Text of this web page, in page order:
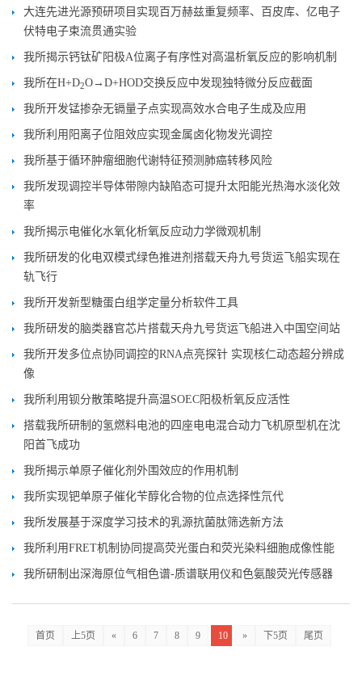
大连先进光源预研项目实现百万赫兹重复频率、百皮库、亿电子
伏特电子束流贯通实验
我所揭示钙钛矿阳极A位离子有序性对高温析氧反应的影响机制
我所在H+D2O→D+HOD交换反应中发现独特微分反应截面
我所开发锰掺杂无镉量子点实现高效水合电子生成及应用
我所利用阳离子位阻效应实现金属卤化物发光调控
我所基于循环肿瘤细胞代谢特征预测肺癌转移风险
我所发现调控半导体带隙内缺陷态可提升太阳能光热海水淡化效
率
我所揭示电催化水氧化析氧反应动力学微观机制
我所研发的化电双模式绿色推进剂搭载天舟九号货运飞船实现在
轨飞行
我所开发新型糖蛋白组学定量分析软件工具
我所研发的脑类器官芯片搭载天舟九号货运飞船进入中国空间站
我所开发多位点协同调控的RNA点亮探针 实现核仁动态超分辨成
像
我所利用钡分散策略提升高温SOEC阳极析氧反应活性
搭载我所研制的氢燃料电池的四座电电混合动力飞机原型机在沈
阳首飞成功
我所揭示单原子催化剂外围效应的作用机制
我所实现钯单原子催化苄醇化合物的位点选择性氘代
我所发展基于深度学习技术的乳源抗菌肽筛选新方法
我所利用FRET机制协同提高荧光蛋白和荧光染料细胞成像性能
我所研制出深海原位气相色谱-质谱联用仪和色氨酸荧光传感器
首页 上5页 « 6 7 8 9 10 » 下5页 尾页